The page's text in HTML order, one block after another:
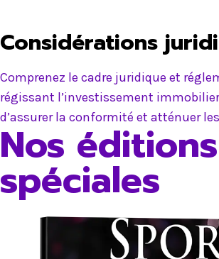
Considérations
Comprenez le cadre juridique et
régissant l’investissement
d’assurer la conformité et atténuer
Nos éditions
spéciales